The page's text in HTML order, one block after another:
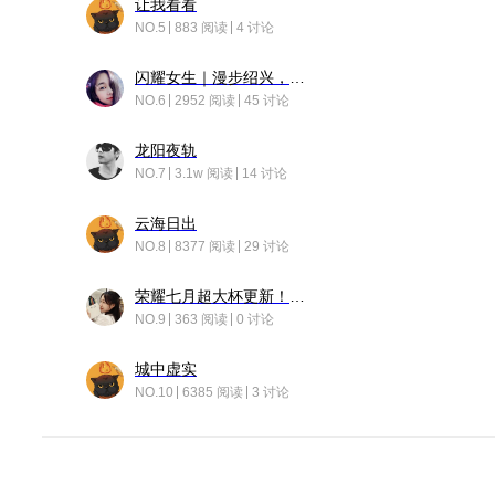
让我看看
NO.5 883 阅读 4 讨论
NO.6 2952 阅读 45 讨论
龙阳夜轨
NO.7 3.1w 阅读 14 讨论
云海日出
NO.8 8377 阅读 29 讨论
NO.9 363 阅读 0 讨论
城中虚实
NO.10 6385 阅读 3 讨论